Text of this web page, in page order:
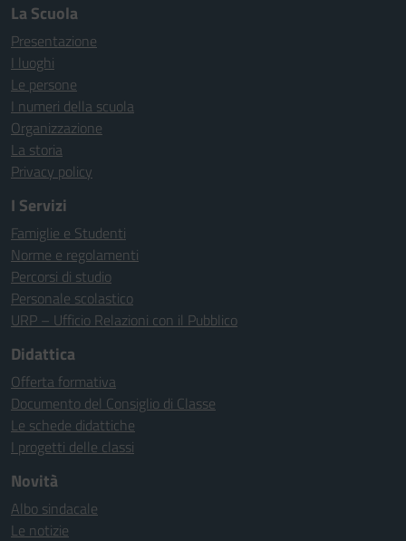
La Scuola
Presentazione
I luoghi
Le persone
I numeri della scuola
Organizzazione
La storia
Privacy policy
I Servizi
Famiglie e Studenti
Norme e regolamenti
Percorsi di studio
Personale scolastico
URP – Ufficio Relazioni con il Pubblico
Didattica
Offerta formativa
Documento del Consiglio di Classe
Le schede didattiche
I progetti delle classi
Novità
Albo sindacale
Le notizie